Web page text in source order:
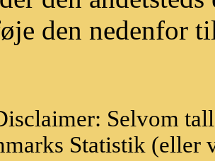
den nedenfor
Selvom
Statistik (eller